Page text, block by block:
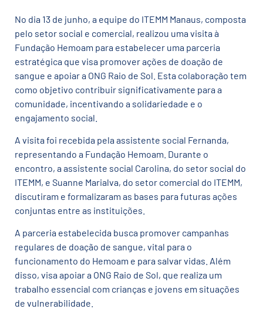
No dia 13 de junho, a equipe do ITEMM Manaus, composta
pelo setor social e comercial, realizou uma visita à
Fundação Hemoam para estabelecer uma parceria
estratégica que visa promover ações de doação de
sangue e apoiar a ONG Raio de Sol. Esta colaboração tem
como objetivo contribuir significativamente para a
comunidade, incentivando a solidariedade e o
engajamento social.
A visita foi recebida pela assistente social Fernanda,
representando a Fundação Hemoam. Durante o
encontro, a assistente social Carolina, do setor social do
ITEMM, e Suanne Marialva, do setor comercial do ITEMM,
discutiram e formalizaram as bases para futuras ações
conjuntas entre as instituições.
A parceria estabelecida busca promover campanhas
regulares de doação de sangue, vital para o
funcionamento do Hemoam e para salvar vidas. Além
disso, visa apoiar a ONG Raio de Sol, que realiza um
trabalho essencial com crianças e jovens em situações
de vulnerabilidade.